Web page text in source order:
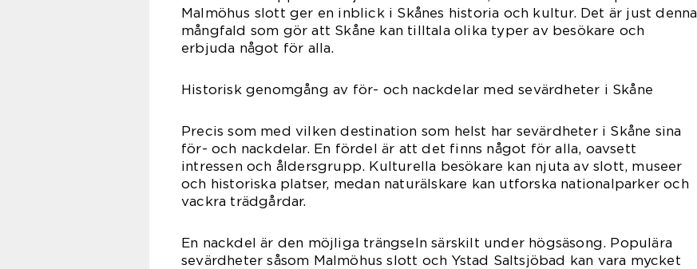
Malmöhus slott ger en inblick i Skånes historia och kultur. Det är just denna
mångfald som gör att Skåne kan tilltala olika typer av besökare och
erbjuda något för alla.
Historisk genomgång av för- och nackdelar med sevärdheter i Skåne
Precis som med vilken destination som helst har sevärdheter i Skåne sina
för- och nackdelar. En fördel är att det finns något för alla, oavsett
intressen och åldersgrupp. Kulturella besökare kan njuta av slott, museer
och historiska platser, medan naturälskare kan utforska nationalparker och
vackra trädgårdar.
En nackdel är den möjliga trängseln särskilt under högsäsong. Populära
sevärdheter såsom Malmöhus slott och Ystad Saltsjöbad kan vara mycket